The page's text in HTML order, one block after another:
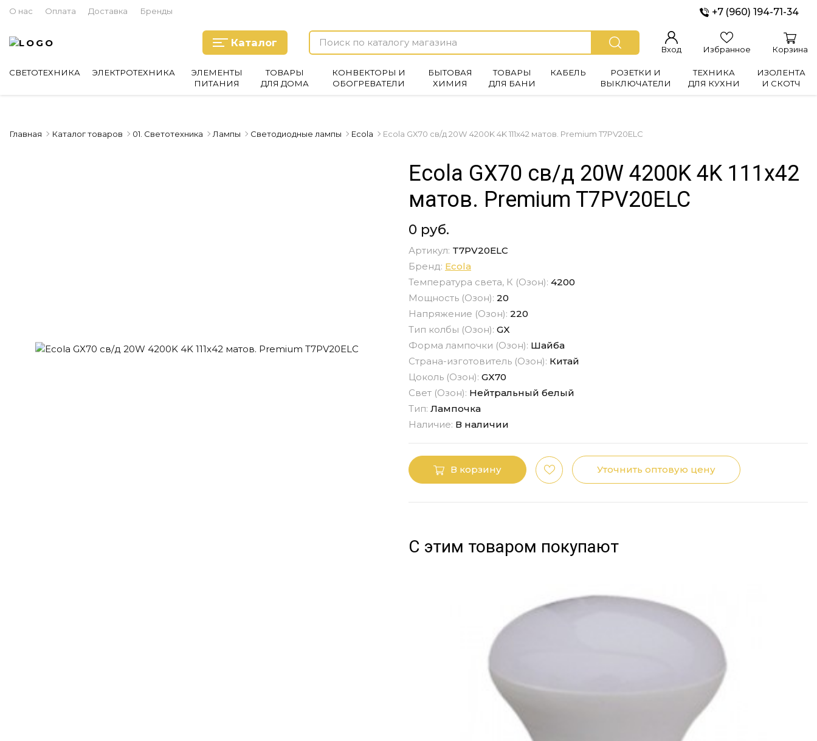
О нас Оплата Доставка Бренды +7 (960) 194-71-34
Каталог
Вход Избранное Корзина
СВЕТОТЕХНИКА ЭЛЕКТРОТЕХНИКА
ЭЛЕМЕНТЫ
ПИТАНИЯ
ТОВАРЫ
ДЛЯ ДОМА
КОНВЕКТОРЫ И
ОБОГРЕВАТЕЛИ
БЫТОВАЯ
ХИМИЯ
ТОВАРЫ
ДЛЯ БАНИ
КАБЕЛЬ
РОЗЕТКИ И
ВЫКЛЮЧАТЕЛИ
ТЕХНИКА
ДЛЯ КУХНИ
ИЗОЛЕНТА
И СКОТЧ
Главная Каталог товаров 01. Светотехника Лампы Светодиодные лампы Ecola Ecola GX70 св/д 20W 4200K 4K 111x42 матов. Premium T7PV20ELC
Ecola GX70 св/д 20W 4200K 4K 111x42
матов. Premium T7PV20ELC
0 руб.
Артикул: T7PV20ELC
Бренд: Ecola
Температура света, К (Озон): 4200
Мощность (Озон): 20
Напряжение (Озон): 220
Тип колбы (Озон): GX
Форма лампочки (Озон): Шайба
Страна-изготовитель (Озон): Китай
Цоколь (Озон): GX70
Свет (Озон): Нейтральный белый
Тип: Лампочка
Наличие: В наличии
В корзину Уточнить оптовую цену
С этим товаром покупают